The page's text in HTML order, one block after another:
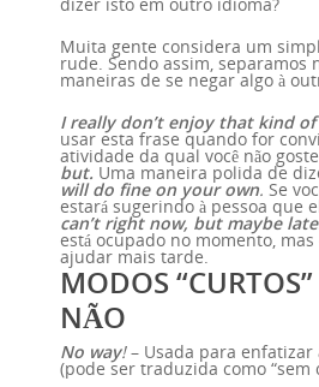
dizer isto em outro idioma?
Muita gente considera um
rude. Sendo assim, separamos
maneiras de se negar algo à
I really don’t enjoy that kind
usar esta frase quando for
atividade da qual você não
but. Uma maneira polida de
will do fine on your own. Se
estará sugerindo à pessoa que
can’t right now, but maybe
está ocupado no momento,
ajudar mais tarde.
MODOS
NÃO
No way!– Usada para enfatizar
(pode ser traduzida como “sem